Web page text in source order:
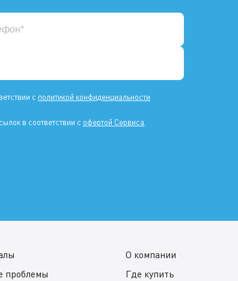
с политикой конфиденциальности
в соответствии с офертой Сервиса.
проблемы
О компании
Где купить